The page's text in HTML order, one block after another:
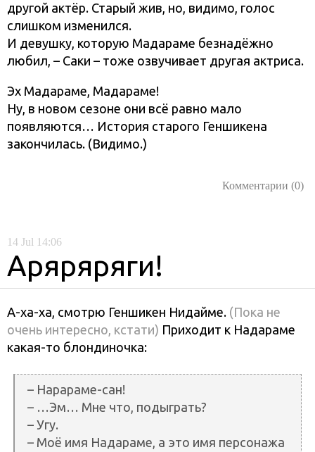
другой актёр. Старый жив, но, видимо, голос
слишком изменился.
И девушку, которую Мадараме безнадёжно
любил, – Саки – тоже озвучивает другая актриса.
Эх Мадараме, Мадараме!
Ну, в новом сезоне они всё равно мало
появляются… История старого Геншикена
закончилась. (Видимо.)
Комментарии (0)
14 Jul 14:06
Аряряряги!
А-ха-ха, смотрю Геншикен Нидайме. (Пока не
очень интересно, кстати) Приходит к Надараме
какая-то блондиночка:
– Нарараме-сан!
– …Эм… Мне что, подыграть?
– Угу.
– Моё имя Надараме, а это имя персонажа